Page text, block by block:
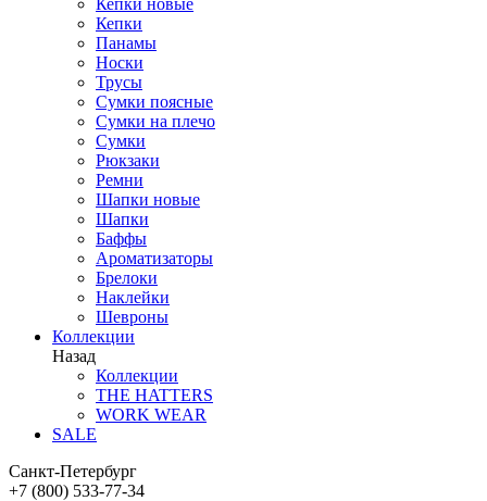
Кепки новые
Кепки
Панамы
Носки
Трусы
Сумки поясные
Сумки на плечо
Сумки
Рюкзаки
Ремни
Шапки новые
Шапки
Баффы
Ароматизаторы
Брелоки
Наклейки
Шевроны
Коллекции
Назад
Коллекции
THE HATTERS
WORK WEAR
SALE
Санкт-Петербург
+7 (800) 533-77-34